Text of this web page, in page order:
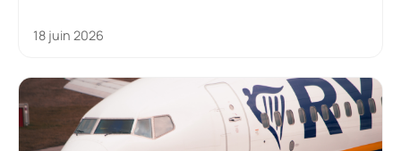
18 juin 2026